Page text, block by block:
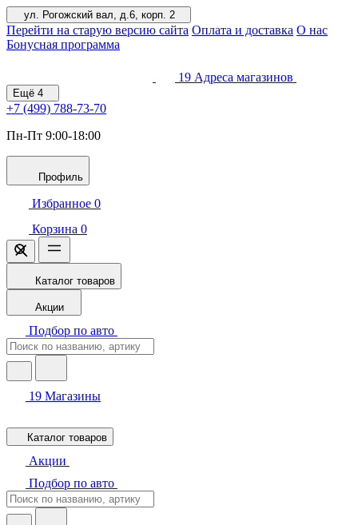
ул. Рогожский вал, д.6, корп. 2
Перейти на старую версию сайта Оплата и доставка О нас
Бонусная программа
19 Адреса магазинов
Ещё 4
+7 (499) 788-73-70
Пн-Пт 9:00-18:00
Профиль
Избранное 0
Корзина 0
Каталог товаров
Акции
Подбор по авто
19 Магазины
Каталог товаров
Акции
Подбор по авто